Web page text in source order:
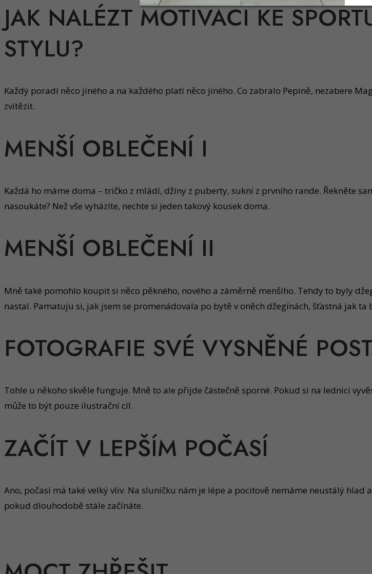
JAK NALÉZT MOTIVACI KE
STYLU?
Každý poradí něco jiného a na každého platí něco jiného. Co zabralo Pepině, nezabere
zvítězit.
MENŠÍ OBLEČENÍ I
Každá ho máme doma – tričko z mládí, džíny z puberty, sukni z prvního rande. Řekněte
nasoukáte? Než vše vyházíte, nechte si jeden takový kousek doma.
MENŠÍ OBLEČENÍ II
Mně také pomohlo koupit si něco pěkného, nového a záměrně menšího. Tehdy to byly
nastal. Pamatuju si, jak jsem se promenádovala po bytě v oněch džegínách, šťastná jak
FOTOGRAFIE SVÉ VYSNĚNÉ
Tohle u někoho skvěle funguje. Mně to ale přijde částečně sporné. Pokud si na lednici
může to být pouze ilustrační cíl.
ZAČÍT V LEPŠÍM POČASÍ
Ano, počasí má také velký vliv. Na sluníčku nám je lépe a pocitově nemáme neustálý
pokud dlouhodobě stále začínáte.